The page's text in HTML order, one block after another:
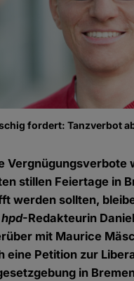
fordert: Tanzverbot
Vergnügungsverbote
stillen Feiertage in
werden sollten,
hpd-Redakteurin
mit Maurice
eine Petition zur
in